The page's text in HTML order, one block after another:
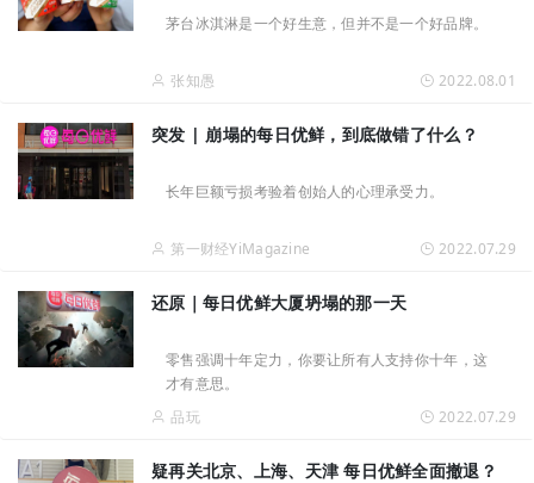
茅台冰淇淋是一个好生意，但并不是一个好品牌。
张知愚 2022.08.01
突发 | 崩塌的每日优鲜，到底做错了什么？
长年巨额亏损考验着创始人的心理承受力。
第一财经YiMagazine 2022.07.29
还原｜每日优鲜大厦坍塌的那一天
零售强调十年定力，你要让所有人支持你十年，这
才有意思。
品玩
2022.07.29
疑再关北京、上海、天津 每日优鲜全面撤退？